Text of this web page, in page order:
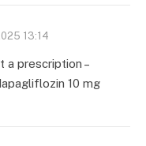
13:14
prescription –
10 mg